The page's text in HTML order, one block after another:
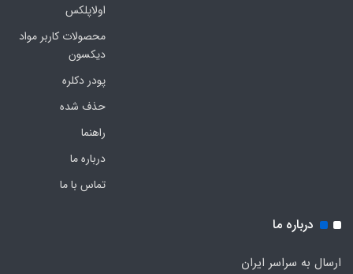
اولاپلکس
محصولات کاربر مواد
دیکسون
پودر دکلره
حذف شده
راهنما
درباره ما
تماس با ما
درباره ما
ارسال به سراسر ایران